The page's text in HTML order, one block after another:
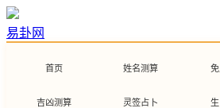
易卦网
首页 姓名测算
吉凶测算 灵签占卜